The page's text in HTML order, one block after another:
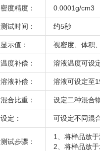
密度精度： 0.0001g/cm3
测试时间： 约5秒
显示值： 视密度、体积
温度补偿： 溶液温度可设
溶液补偿： 溶液可设定至
混合比重： 设定二种混合
设定： 可设定不同混
测试步骤：
1、将样品放
2、将样品放